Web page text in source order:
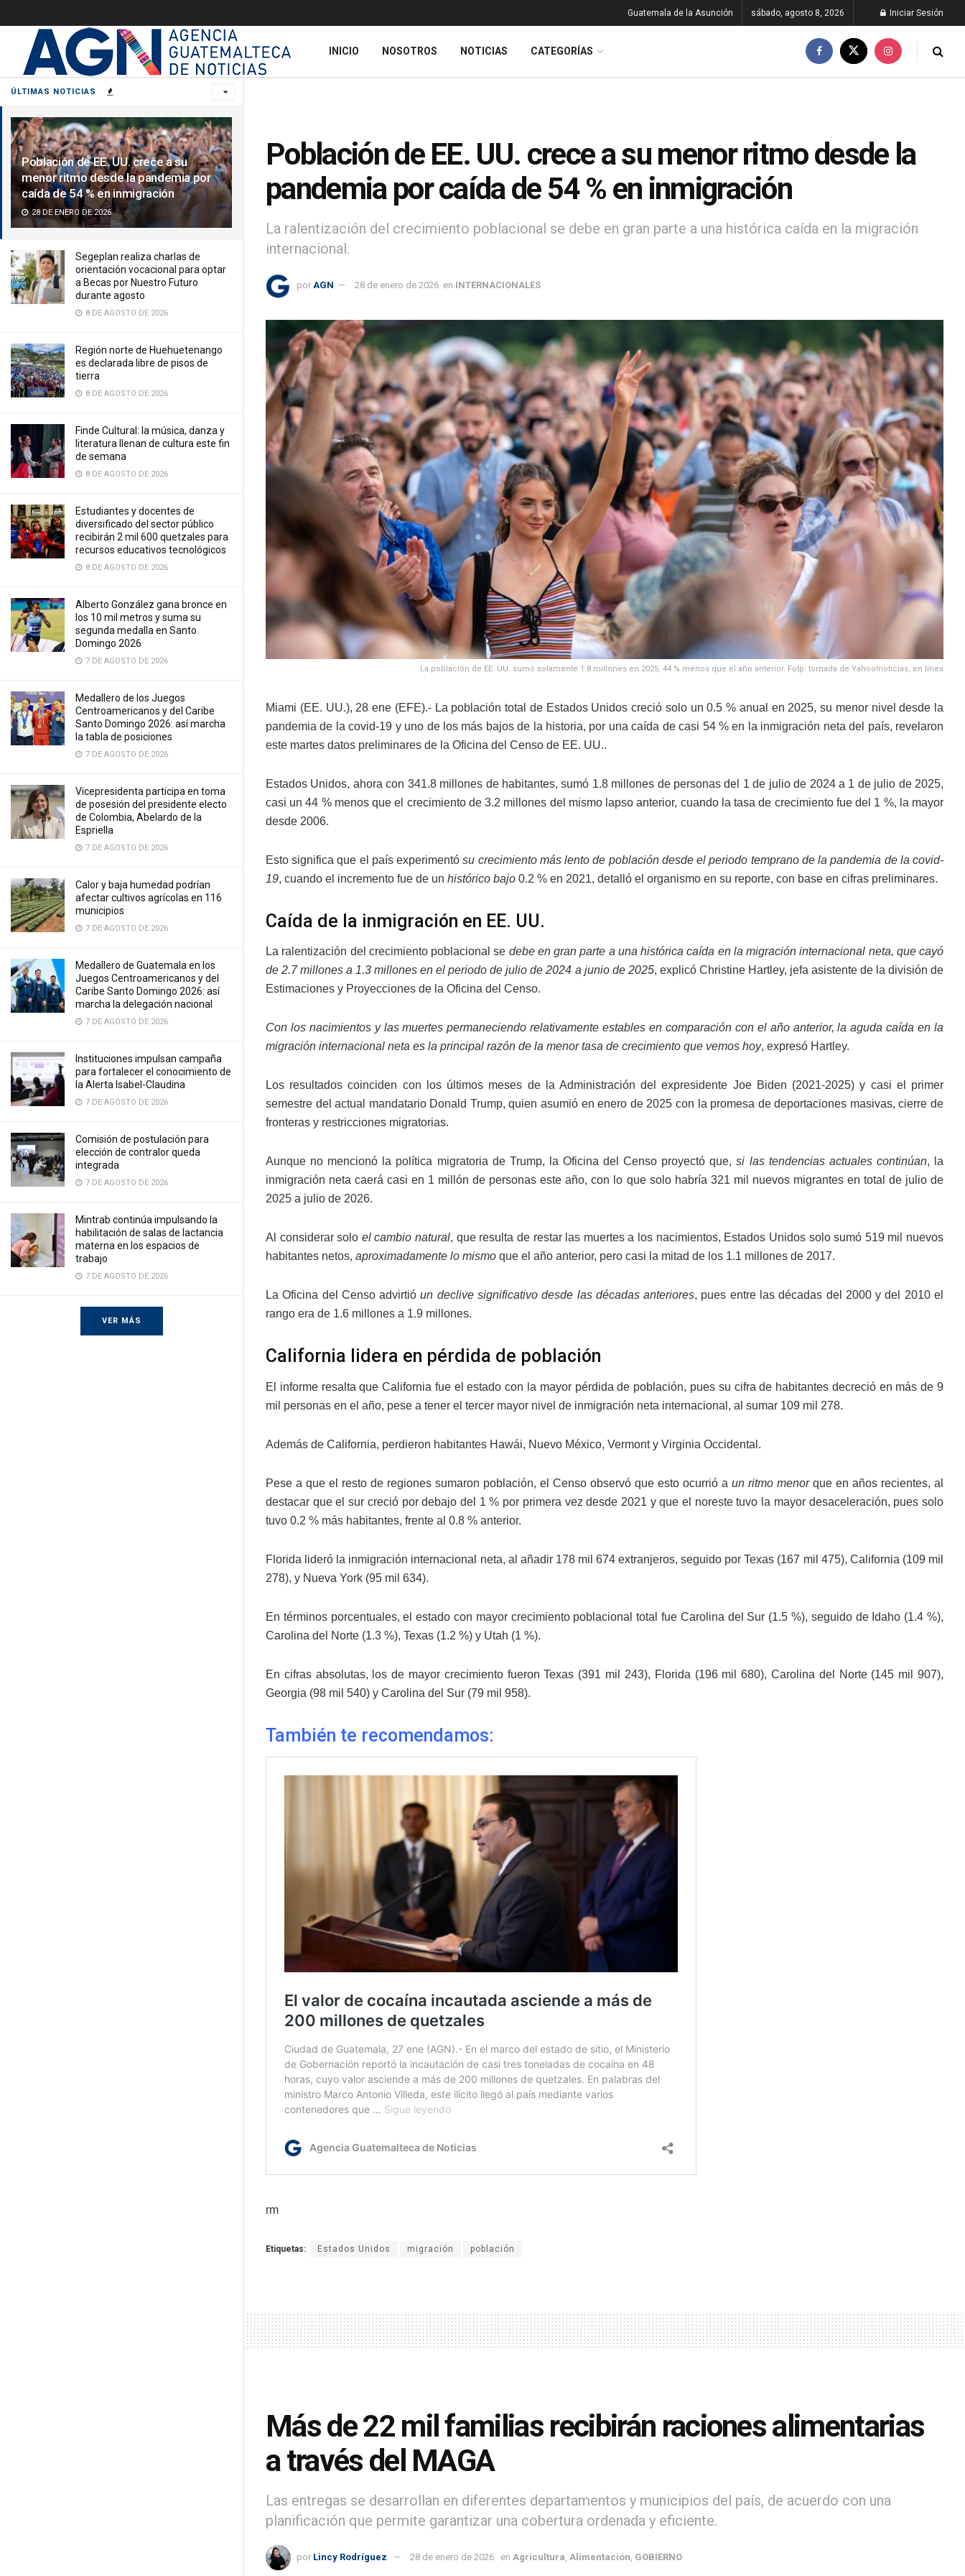
ÚLTIMAS NOTICIAS
Población de EE. UU. crece a su
menor ritmo desde la pandemia por
caída de 54 % en inmigración
28 DE ENERO DE 2026
Segeplan realiza charlas de
orientación vocacional para optar
a Becas por Nuestro Futuro
durante agosto
8 DE AGOSTO DE 2026
Región norte de Huehuetenango
es declarada libre de pisos de
tierra
8 DE AGOSTO DE 2026
Finde Cultural: la música, danza y
literatura llenan de cultura este fin
de semana
8 DE AGOSTO DE 2026
Estudiantes y docentes de
diversificado del sector público
recibirán 2 mil 600 quetzales para
recursos educativos tecnológicos
8 DE AGOSTO DE 2026
Alberto González gana bronce en
los 10 mil metros y suma su
segunda medalla en Santo
Domingo 2026
7 DE AGOSTO DE 2026
Medallero de los Juegos
Centroamericanos y del Caribe
Santo Domingo 2026: así marcha
la tabla de posiciones
7 DE AGOSTO DE 2026
Vicepresidenta participa en toma
de posesión del presidente electo
de Colombia, Abelardo de la
Espriella
7 DE AGOSTO DE 2026
Calor y baja humedad podrían
afectar cultivos agrícolas en 116
municipios
7 DE AGOSTO DE 2026
Medallero de Guatemala en los
Juegos Centroamericanos y del
Caribe Santo Domingo 2026: así
marcha la delegación nacional
7 DE AGOSTO DE 2026
Instituciones impulsan campaña
para fortalecer el conocimiento de
la Alerta Isabel-Claudina
7 DE AGOSTO DE 2026
Comisión de postulación para
elección de contralor queda
integrada
7 DE AGOSTO DE 2026
Mintrab continúa impulsando la
habilitación de salas de lactancia
materna en los espacios de
trabajo
7 DE AGOSTO DE 2026
VER MÁS
Guatemala de la Asunción sábado, agosto 8, 2026 Iniciar Sesión
INICIO NOSOTROS NOTICIAS CATEGORÍAS
Población de EE. UU. crece a su menor ritmo desde la
pandemia por caída de 54 % en inmigración
La ralentización del crecimiento poblacional se debe en gran parte a una histórica caída en la migración
internacional.
por AGN 28 de enero de 2026 en INTERNACIONALES
La población de EE. UU. sumó solamente 1.8 millones en 2025, 44 % menos que el año anterior. Fotp: tomada de Yahoo!noticias, en línea
Miami (EE. UU.), 28 ene (EFE).- La población total de Estados Unidos creció solo un 0.5 % anual en 2025, su menor nivel desde la
pandemia de la covid-19 y uno de los más bajos de la historia, por una caída de casi 54 % en la inmigración neta del país, revelaron
este martes datos preliminares de la Oficina del Censo de EE. UU..
Estados Unidos, ahora con 341.8 millones de habitantes, sumó 1.8 millones de personas del 1 de julio de 2024 a 1 de julio de 2025,
casi un 44 % menos que el crecimiento de 3.2 millones del mismo lapso anterior, cuando la tasa de crecimiento fue del 1 %, la mayor
desde 2006.
Esto significa que el país experimentósu crecimiento más lento de población desde el periodo temprano de la pandemia de la covid-
19, cuando el incremento fue de un histórico bajo 0.2 % en 2021, detalló el organismo en su reporte, con base en cifras preliminares.
Caída de la inmigración en EE. UU.
La ralentización del crecimiento poblacional se debe en gran parte a una histórica caída en la migración internacional neta, que cayó
de 2.7 millones a 1.3 millones en el periodo de julio de 2024 a junio de 2025, explicó Christine Hartley, jefa asistente de la división de
Estimaciones y Proyecciones de la Oficina del Censo.
Con los nacimientos y las muertes permaneciendo relativamente estables en comparación con el año anterior, la aguda caída en la
migración internacional neta es la principal razón de la menor tasa de crecimiento que vemos hoy, expresó Hartley.
Los resultados coinciden con los últimos meses de la Administración del expresidente Joe Biden (2021-2025) y casi el primer
semestre del actual mandatario Donald Trump, quien asumió en enero de 2025 con la promesa de deportaciones masivas, cierre de
fronteras y restricciones migratorias.
Aunque no mencionó la política migratoria de Trump, la Oficina del Censo proyectó que,si las tendencias actuales continúan, la
inmigración neta caerá casi en 1 millón de personas este año, con lo que solo habría 321 mil nuevos migrantes en total de julio de
2025 a julio de 2026.
Al considerar solo el cambio natural, que resulta de restar las muertes a los nacimientos, Estados Unidos solo sumó 519 mil nuevos
habitantes netos, aproximadamente lo mismo que el año anterior, pero casi la mitad de los 1.1 millones de 2017.
La Oficina del Censo advirtióun declive significativo desde las décadas anteriores, pues entre las décadas del 2000 y del 2010 el
rango era de 1.6 millones a 1.9 millones.
California lidera en pérdida de población
El informe resalta que California fue el estado con la mayor pérdida de población, pues su cifra de habitantes decreció en más de 9
mil personas en el año, pese a tener el tercer mayor nivel de inmigración neta internacional, al sumar 109 mil 278.
Además de California, perdieron habitantes Hawái, Nuevo México, Vermont y Virginia Occidental.
Pese a que el resto de regiones sumaron población, el Censo observó que esto ocurrió a un ritmo menorque en años recientes, al
destacar que el sur creció por debajo del 1 % por primera vez desde 2021 y que el noreste tuvo la mayor desaceleración, pues solo
tuvo 0.2 % más habitantes, frente al 0.8 % anterior.
Florida lideró la inmigración internacional neta, al añadir 178 mil 674 extranjeros, seguido por Texas (167 mil 475), California (109 mil
278), y Nueva York (95 mil 634).
En términos porcentuales, el estado con mayor crecimiento poblacional total fue Carolina del Sur (1.5 %), seguido de Idaho (1.4 %),
Carolina del Norte (1.3 %), Texas (1.2 %) y Utah (1 %).
En cifras absolutas, los de mayor crecimiento fueron Texas (391 mil 243), Florida (196 mil 680), Carolina del Norte (145 mil 907),
Georgia (98 mil 540) y Carolina del Sur (79 mil 958).
También te recomendamos:
rm
Etiquetas: Estados Unidos migración población
Más de 22 mil familias recibirán raciones alimentarias
a través del MAGA
Las entregas se desarrollan en diferentes departamentos y municipios del país, de acuerdo con una
planificación que permite garantizar una cobertura ordenada y eficiente.
por Lincy Rodríguez 28 de enero de 2026 en Agricultura, Alimentación, GOBIERNO